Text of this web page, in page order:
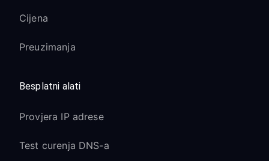
Cijena
Preuzimanja
Besplatni alati
Provjera IP adrese
Test curenja DNS-a